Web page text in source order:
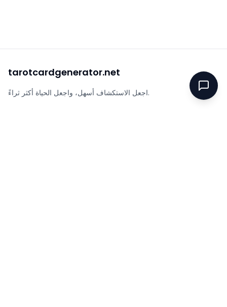
tarotcardgenerator.net
اجعل الاستكشاف أسهل، واجعل الحياة أكثر ثراءً.